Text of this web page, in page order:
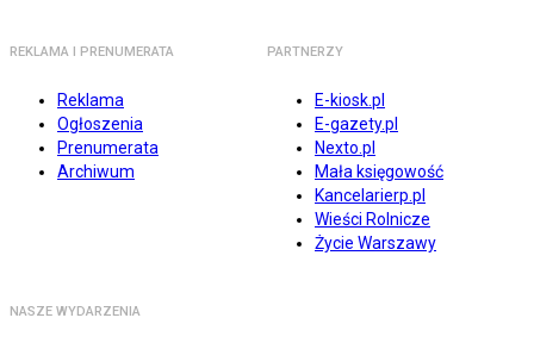
REKLAMA I PRENUMERATA
Reklama
Ogłoszenia
Prenumerata
Archiwum
PARTNERZY
E-kiosk.pl
E-gazety.pl
Nexto.pl
Mała księgowość
Kancelarierp.pl
Wieści Rolnicze
Życie Warszawy
NASZE WYDARZENIA